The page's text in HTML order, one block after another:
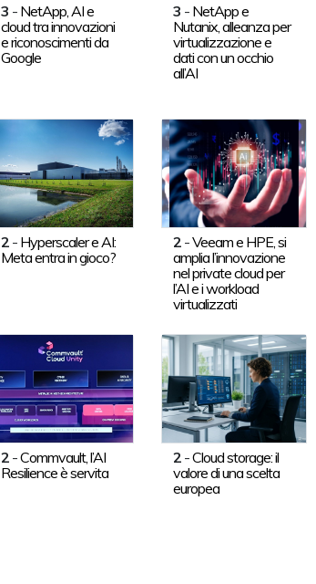
3 - NetApp, AI e
cloud tra innovazioni
e riconoscimenti da
Google
3 - NetApp e
Nutanix, alleanza per
virtualizzazione e
dati con un occhio
all’AI
2- Hyperscaler e AI:
Meta entra in gioco?
2 -Veeam e HPE, si
amplia l’innovazione
nel private cloud per
l’AI e i workload
virtualizzati
2-Commvault, l’AI
Resilience è servita
2 -Cloud storage: il
valore di una scelta
europea